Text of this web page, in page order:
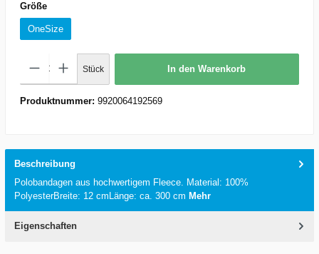
Größe
OneSize
Stück In den Warenkorb
Produktnummer: 9920064192569
Beschreibung
Polobandagen aus hochwertigem Fleece. Material: 100%
PolyesterBreite: 12 cmLänge: ca. 300 cm Mehr
Eigenschaften